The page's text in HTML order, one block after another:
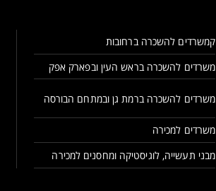
קמשרדים להשכרה ברחובות
משרדים להשכרה בראש העין ובפארק אפק
משרדים להשכרה ברמת גן ובמתחם הבורסה
משרדים למכירה
מבני תעשייה, לוגיסטיקה ומחסנים למכירה